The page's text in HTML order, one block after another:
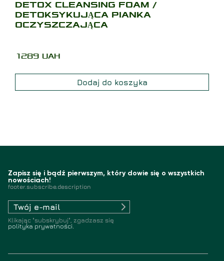
DETOX CLEANSING FOAM /
DETOKSYKUJĄCA PIANKA
OCZYSZCZAJĄCA
1289 UAH
Dodaj do koszyka
Zapisz się i bądź pierwszym, który dowie się o wszystkich
nowościach!
footer.subscribe.description
Klikając "subskrybuj", zgadzasz się
polityka prywatności.